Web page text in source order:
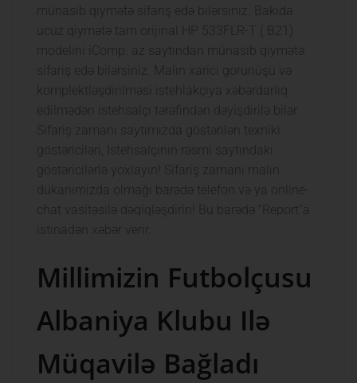
münasib qiymətə sifariş edə bilərsiniz. Bakıda
ucuz qiymətə tam orijinal HP 533FLR-T ( B21)
modelini iComp. az saytından münasib qiymətə
sifariş edə bilərsiniz. Malın xarici gorunüşü və
komplektləşdirilməsi istehlakçıya xəbərdarlıq
edilmədən istehsalçı tərəfindən dəyişdirilə bilər.
Sifariş zamanı saytımızda göstərilən texniki
göstəriciləri, İstehsalçının rəsmi saytındakı
göstəricilərlə yoxlayın! Sifariş zamanı malın
dükanımızda olmağı barədə telefon və ya online-
chat vasitəsilə dəqiqləşdirin! Bu barədə “Report”a
istinadən xəbər verir.
Millimizin Futbolçusu
Albaniya Klubu Ilə
Müqavilə Bağladı